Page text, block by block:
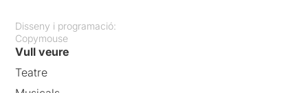
Disseny i programació:
Copymouse
Vull veure
Teatre